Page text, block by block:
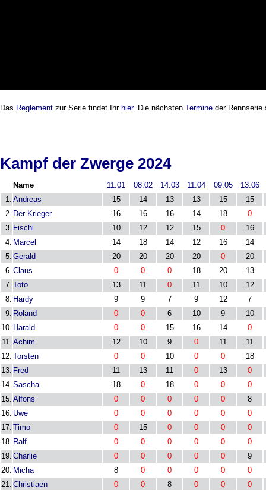
Das Reglement zur Serie findet Ihr hier. Die nächsten Termine der
Kampf der Zwerge 2024
Name 11.01 08.02 14.03 11.04 09.05
13.06
1. Andreas 15 14 13 13 15
15
2. Der Krieger 16 16 16 14 18
0
3. Fischi 10 12 12 15 0
16
4. Marcel 14 18 14 12 16
14
5. Gerald 20 20 20 20 0
20
6. Claus 0 0 0 18 20
13
7. Toto 13 11 0 11 10
12
8. Hardy 9 9 7 9 12
7
9. Roland 0 0 6 10 9
10
10. Harald 0 0 15 16 14
0
11. Achim 12 10 9 0 11
11
12. Torsten 0 0 10 0 0
18
13. Fred 11 13 11 0 13
0
14. Sascha 18 0 18 0 0
0
15. Alfons 0 0 0 0 0
8
16. Uwe 0 0 0 0 0
0
17. Timo 0 15 0 0 0
0
18. Ralf 0 0 0 0 0
0
19. Charlie 0 0 0 0 0
9
20. Micha 8 0 0 0 0
0
21. Christiaen 0 0 8 0 0 0